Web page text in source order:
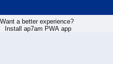
Want a better experience?
Install ap7am PWA app